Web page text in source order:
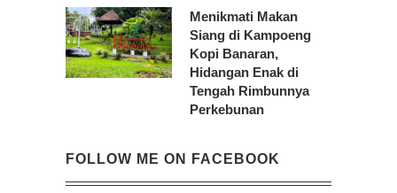
Menikmati Makan
Siang di Kampoeng
Kopi Banaran,
Hidangan Enak di
Tengah Rimbunnya
Perkebunan
FOLLOW ME ON FACEBOOK